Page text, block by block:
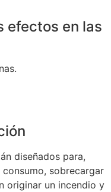
efectos en las
diseñados para,
sobrecargar
originar un incendio y